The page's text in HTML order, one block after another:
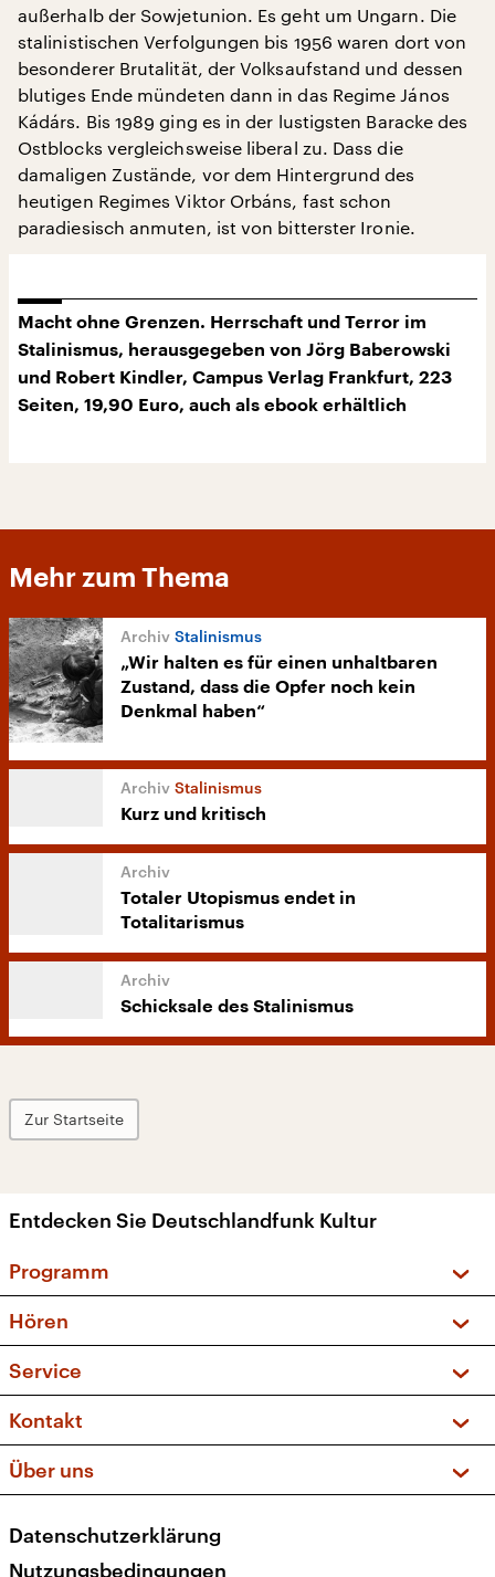
außerhalb der Sowjetunion. Es geht um Ungarn. Die
stalinistischen Verfolgungen bis 1956 waren dort von
besonderer Brutalität, der Volksaufstand und dessen
blutiges Ende mündeten dann in das Regime János
Kádárs. Bis 1989 ging es in der lustigsten Baracke des
Ostblocks vergleichsweise liberal zu. Dass die
damaligen Zustände, vor dem Hintergrund des
heutigen Regimes Viktor Orbáns, fast schon
paradiesisch anmuten, ist von bitterster Ironie.
Macht ohne Grenzen. Herrschaft und Terror im
Stalinismus, herausgegeben von Jörg Baberowski
und Robert Kindler, Campus Verlag Frankfurt, 223
Seiten, 19,90 Euro, auch als ebook erhältlich
Mehr zum Thema
Stalinismus
„Wir halten es für einen unhaltbaren
Zustand, dass die Opfer noch kein
Denkmal haben“
Stalinismus
Kurz und kritisch
Totaler Utopismus endet in
Totalitarismus
Schicksale des Stalinismus
Zur Startseite
Entdecken Sie Deutschlandfunk Kultur
Programm
Sendungen und Podcasts
Musikliste
Kakadu – Das Kinderprogramm
Hören
Frequenzen (UKW + DAB+)
Service
FAQ
Apps
Newsletter
Veranstaltungen
Kontakt
Social Media
Über uns
Presse
Datenschutzerklärung
Nutzungsbedingungen